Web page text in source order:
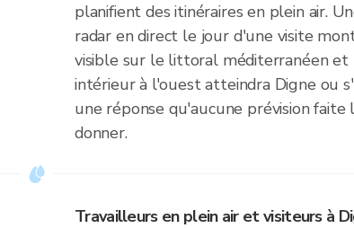
planifient des itinéraires en plein air.
radar en direct le jour d'une visite
visible sur le littoral méditerranéen et
intérieur à l'ouest atteindra Digne ou
une réponse qu'aucune prévision
donner.
Travailleurs en plein air et visiteurs à